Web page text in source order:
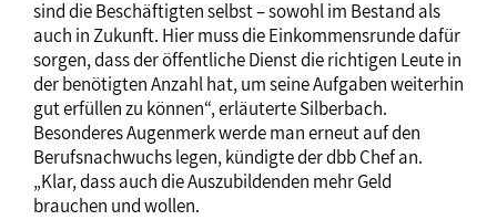
sind die Beschäftigten selbst – sowohl im Bestand als
auch in Zukunft. Hier muss die Einkommensrunde dafür
sorgen, dass der öffentliche Dienst die richtigen Leute in
der benötigten Anzahl hat, um seine Aufgaben weiterhin
gut erfüllen zu können“, erläuterte Silberbach.
Besonderes Augenmerk werde man erneut auf den
Berufsnachwuchs legen, kündigte der dbb Chef an.
„Klar, dass auch die Auszubildenden mehr Geld
brauchen und wollen.